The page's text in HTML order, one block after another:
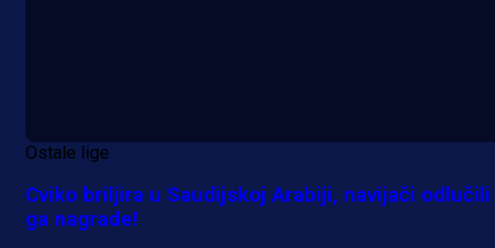
Ostale lige
Cviko briljira u Saudijskoj Arabiji, navijači odlučili
ga nagrade!